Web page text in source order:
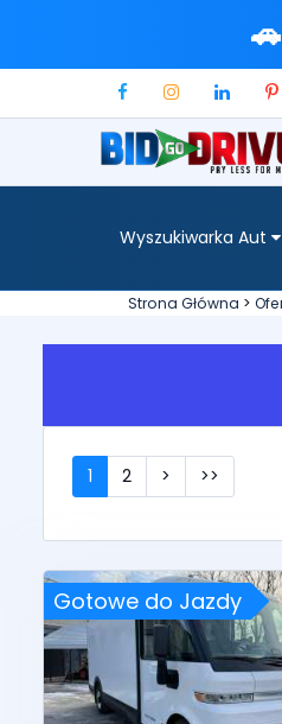
Wyszukiwarka Aut
Strona Główna >
1 2 > >>
Gotowe do Jazdy